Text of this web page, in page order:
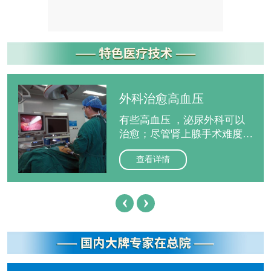
‹ ›
外科治愈高血压
有些高血压 ，泌尿外科可以
治愈；尽管肾上腺手术难度较
大，但随着医疗技术的不断进
步，目前手术风险已经可以控
术是争取根治的重要措施之
查看详情
“天下第一痛”无需再忍
神经外科杨军副主任医师介绍